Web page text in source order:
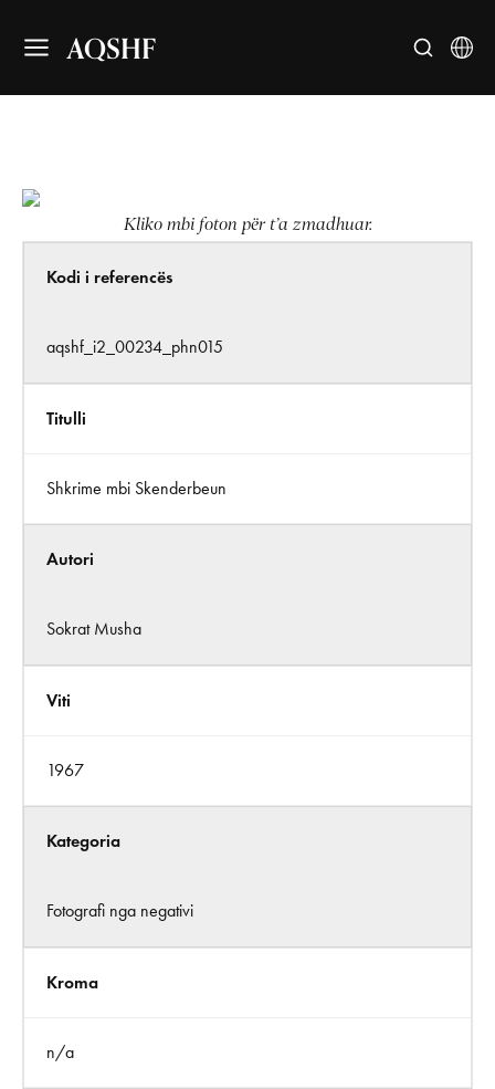
AQSHF
Kliko mbi foton për t’a zmadhuar.
Kodi i referencës
aqshf_i2_00234_phn015
Titulli
Shkrime mbi Skenderbeun
Autori
Sokrat Musha
Viti
1967
Kategoria
Fotografi nga negativi
Kroma
n/a